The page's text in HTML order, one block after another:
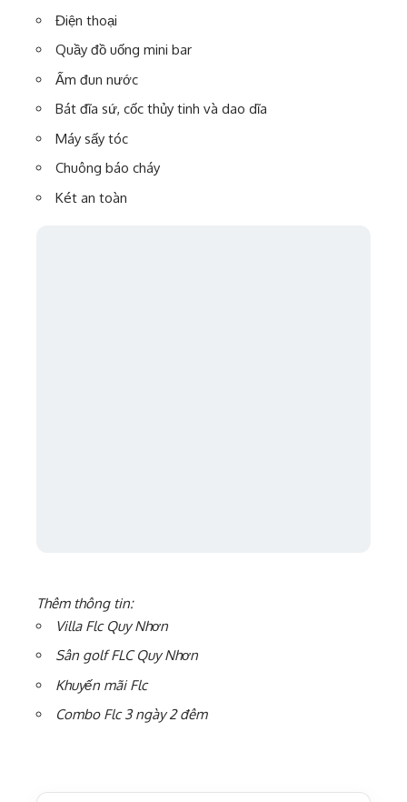
Điện thoại
Quầy đồ uống mini bar
Ấm đun nước
Bát đĩa sứ, cốc thủy tinh và dao dĩa
Máy sấy tóc
Chuông báo cháy
Két an toàn
Thêm thông tin:
Villa Flc Quy Nhơn
Sân golf FLC Quy Nhơn
Khuyến mãi Flc
Combo Flc 3 ngày 2 đêm